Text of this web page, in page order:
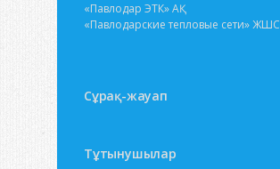
«Павлодар ЭТК» АҚ
«Павлодарские тепловые сети» ЖШС
Сұрақ-жауап
Тұтынушылар